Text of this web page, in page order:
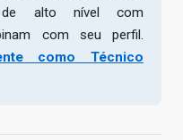
de alto nível com
com seu perfil.
como Técnico